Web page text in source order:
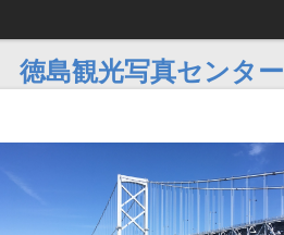
徳島観光写真センター